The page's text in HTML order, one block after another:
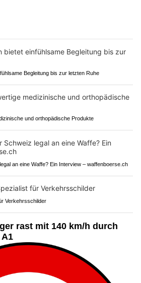
Begleitung bis zur letzten Ruhe
und orthopädische Produkte
an eine Waffe? Ein Interview – waffenboerse.ch
Verkehrsschilder
rast mit 140 km/h durch